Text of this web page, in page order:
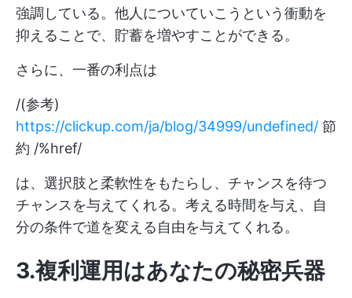
強調している。他人についていこうという衝動を
抑えることで、貯蓄を増やすことができる。
さらに、一番の利点は
/(参考)
https://clickup.com/ja/blog/34999/undefined/ 節
約 /%href/
は、選択肢と柔軟性をもたらし、チャンスを待つ
チャンスを与えてくれる。考える時間を与え、自
分の条件で道を変える自由を与えてくれる。
3.複利運用はあなたの秘密兵器